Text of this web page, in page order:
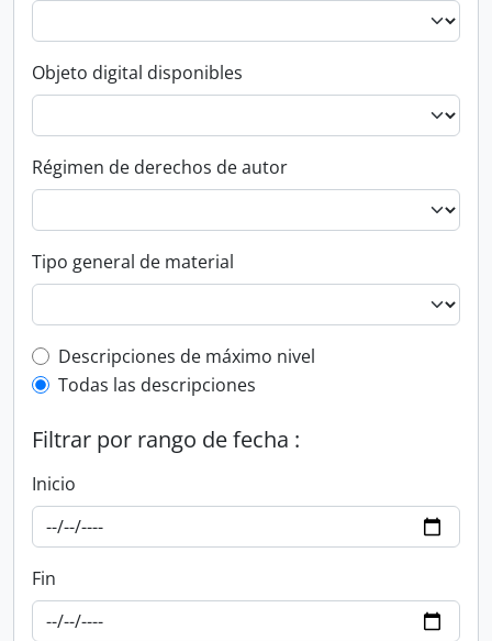
Objeto digital disponibles
Régimen de derechos de autor
Tipo general de material
Top-level description filter
Descripciones de máximo nivel
Todas las descripciones
Filtrar por rango de fecha :
Inicio
Fin